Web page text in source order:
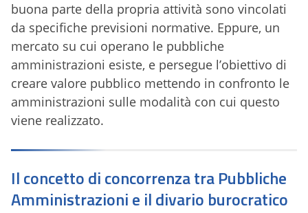
buona parte della propria attività sono vincolati
da specifiche previsioni normative. Eppure, un
mercato su cui operano le pubbliche
amministrazioni esiste, e persegue l’obiettivo di
creare valore pubblico mettendo in confronto le
amministrazioni sulle modalità con cui questo
viene realizzato.
Il concetto di concorrenza tra Pubbliche
Amministrazioni e il divario burocratico